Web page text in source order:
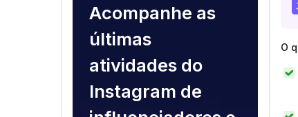
Acompanhe as
últimas
atividades do
Instagram de
O